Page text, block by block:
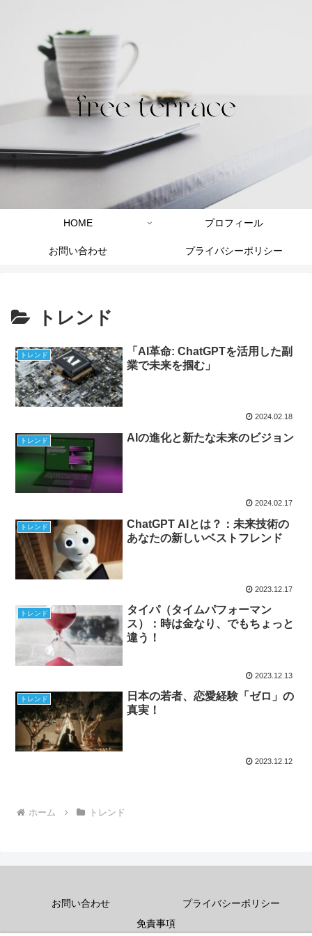
HOME プロフィール
お問い合わせ プライバシーポリシー
トレンド
トレンド
「AI革命: ChatGPTを活用した副
業で未来を掴む」
2024.02.18
トレンド AIの進化と新たな未来のビジョン
2024.02.17
トレンド
ChatGPT AIとは？：未来技術の
あなたの新しいベストフレンド
2023.12.17
トレンド
タイパ（タイムパフォーマン
ス）：時は金なり、でもちょっと
違う！
2023.12.13
トレンド
日本の若者、恋愛経験「ゼロ」の
真実！
2023.12.12
ホーム トレンド
お問い合わせ
プライバシーポリシー
免責事項